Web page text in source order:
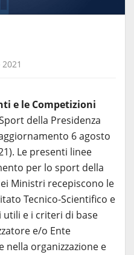
e le Competizioni
della Presidenza
6 agosto
Le presenti linee
per lo sport della
Ministri recepiscono le
Tecnico-Scientifico e
e i criteri di base
e/o Ente
organizzazione e